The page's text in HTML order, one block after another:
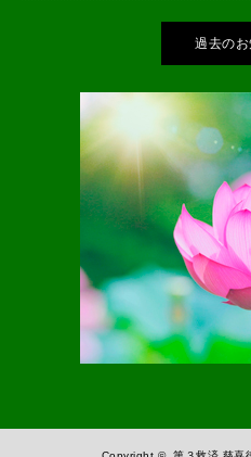
過去の